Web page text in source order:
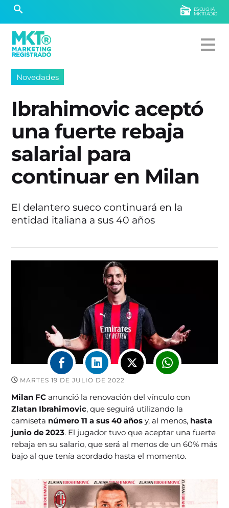
ESCUCHÁ
MKTRADIO
Novedades
Ibrahimovic aceptó
una fuerte rebaja
salarial para
continuar en Milan
El delantero sueco continuará en la
entidad italiana a sus 40 años
MARTES 19 DE JULIO DE 2022
Milan FC anunció la renovación del vínculo con
Zlatan Ibrahimovic, que seguirá utilizando la
camiseta número 11 a sus 40 años y, al menos, hasta
junio de 2023. El jugador tuvo que aceptar una fuerte
rebaja en su salario, que será al menos de un 60% más
bajo al que tenía acordado hasta el momento.